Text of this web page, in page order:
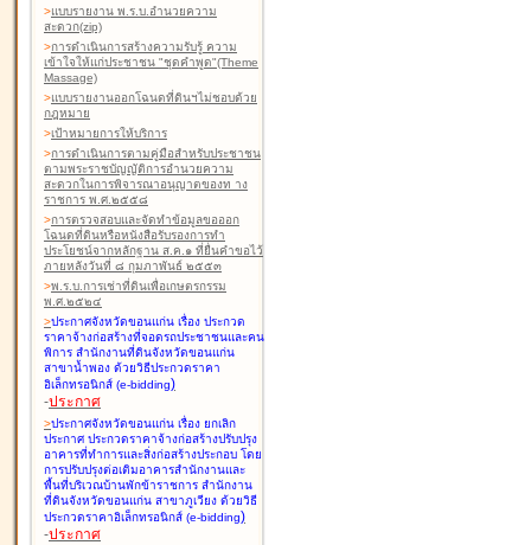
>แบบรายงาน พ.ร.บ.อำนวยความ
สะดวก(zip)
>การดำเนินการสร้างความรับรู้ ความ
เข้าใจให้แก่ประชาชน "ชุดคำพูด"(Theme
Massage)
>แบบรายงานออกโฉนดที่ดินฯไม่ชอบด้วย
กฎหมาย
>เป้าหมายการให้บริการ
>การดำเนินการตามคู่มือสำหรับประชาชน
ตามพระราชบัญญัติการอำนวยความ
สะดวกในการพิจารณาอนุญาตของท าง
ราชการ พ.ศ.๒๕๕๘
>การตรวจสอบและจัดทำข้อมูลขอออก
โฉนดที่ดินหรือหนังสือรับรองการทำ
ประโยชน์จากหลักฐาน ส.ค.๑ ที่ยื่นคำขอไว้
ภายหลังวันที่ ๘ กุมภาพันธ์ ๒๕๕๓
>พ.ร.บ.การเช่าที่ดินเพื่อเกษตรกรรม
พ.ศ.๒๕๒๔
>ประกาศจังหวัดขอนแก่น เรื่อง ประกวด
ราคาจ้างก่อสร้างที่จอดรถประชาชนและคน
พิการ สำนักงานที่ดินจังหวัดขอนแก่น
สาขาน้ำพอง ด้วยวิธีประกวดราคา
อิเล็กทรอนิกส์ (e-bidding)
-ประกาศ
>ประกาศจังหวัดขอนแก่น เรื่อง ยกเลิก
ประกาศ ประกวดราคาจ้างก่อสร้างปรับปรุง
อาคารที่ทำการและสิ่งก่อสร้างประกอบ โดย
การปรับปรุงต่อเติมอาคารสำนักงานและ
พื้นที่บริเวณบ้านพักข้าราชการ สำนักงาน
ที่ดินจังหวัดขอนแก่น สาขาภูเวียง ด้วยวิธี
ประกวดราคาอิเล็กทรอนิกส์ (e-bidding)
-ประกาศ